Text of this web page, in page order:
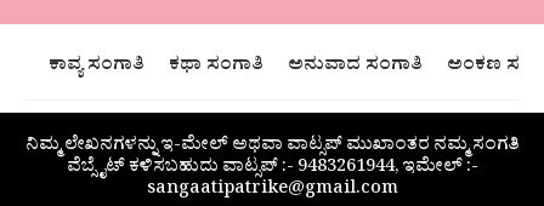
ಕಾವ್ಯ ಸಂಗಾತಿ ಕಥಾ ಸಂಗಾತಿ ಅನುವಾದ ಸಂಗಾತಿ ಅಂಕಣ
ನಿಮ್ಮ ಲೇಖನಗಳನ್ನು ಇ-ಮೇಲ್ ಅಥವಾ ವಾಟ್ಸಪ್ ಮುಖಾಂತರ ನಮ್ಮ ಸಂಗತಿ
ವೆಬ್ಸೈಟ್ ಕಳಿಸಬಹುದು ವಾಟ್ಸಪ್‌ :- 9483261944, ಇಮೇಲ್ :-
sangaatipatrike@gmail.com